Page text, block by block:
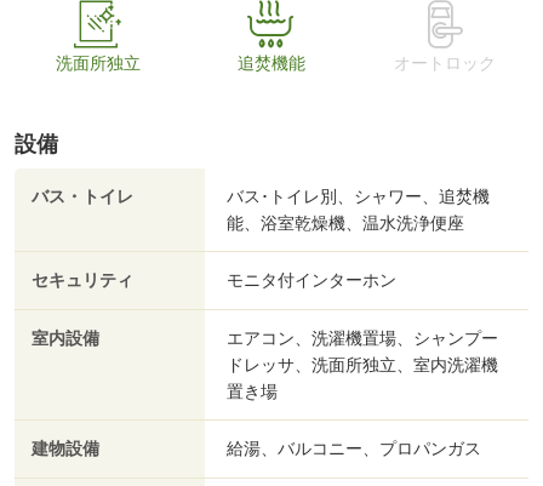
洗面所独立 追焚機能 オートロック
設備
バス・トイレ
バス･トイレ別、シャワー、追焚機
能、浴室乾燥機、温水洗浄便座
セキュリティ モニタ付インターホン
室内設備
エアコン、洗濯機置場、シャンプー
ドレッサ、洗面所独立、室内洗濯機
置き場
建物設備 給湯、バルコニー、プロパンガス